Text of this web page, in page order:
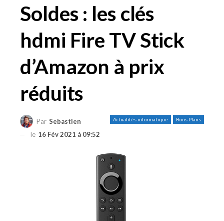
Soldes : les clés
hdmi Fire TV Stick
d’Amazon à prix
réduits
Actualités informatique Bons Plans
Par Sebastien
le 16 Fév 2021 à 09:52